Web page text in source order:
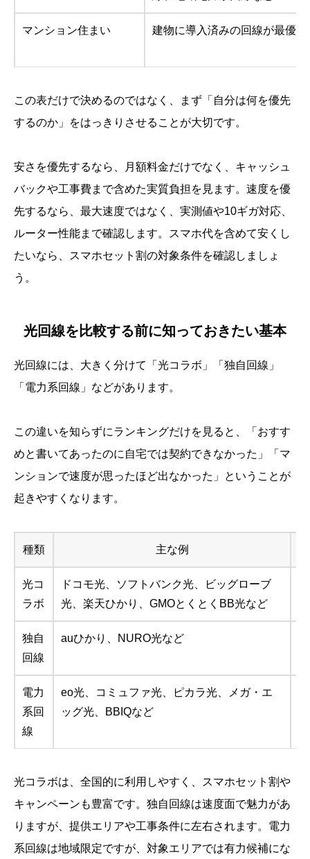
マンション住まい 建物に導入済みの回線が最優先
この表だけで決めるのではなく、まず「自分は何を優先
するのか」をはっきりさせることが大切です。
安さを優先するなら、月額料金だけでなく、キャッシュ
バックや工事費まで含めた実質負担を見ます。速度を優
先するなら、最大速度ではなく、実測値や10ギガ対応、
ルーター性能まで確認します。スマホ代を含めて安くし
たいなら、スマホセット割の対象条件を確認しましょ
う。
光回線を比較する前に知っておきたい基本
光回線には、大きく分けて「光コラボ」「独自回線」
「電力系回線」などがあります。
この違いを知らずにランキングだけを見ると、「おすす
めと書いてあったのに自宅では契約できなかった」「マ
ンションで速度が思ったほど出なかった」ということが
起きやすくなります。
種類 主な例
光コ
ラボ
ドコモ光、ソフトバンク光、ビッグローブ
光、楽天ひかり、GMOとくとくBB光など
独自
回線
auひかり、NURO光など
電力
系回
線
eo光、コミュファ光、ピカラ光、メガ・エ
ッグ光、BBIQなど
光コラボは、全国的に利用しやすく、スマホセット割や
キャンペーンも豊富です。独自回線は速度面で魅力があ
りますが、提供エリアや工事条件に左右されます。電力
系回線は地域限定ですが、対象エリアでは有力候補にな